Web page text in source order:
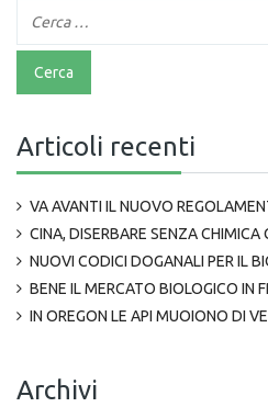
Articoli recenti
VA AVANTI IL NUOVO
CINA, DISERBARE SENZA CHIMICA
NUOVI CODICI DOGANALI PER IL
BENE IL MERCATO BIOLOGICO IN
IN OREGON LE API MUOIONO DI
Archivi